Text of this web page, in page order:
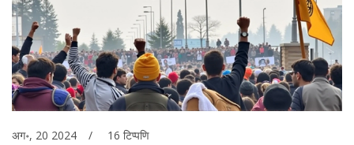
अग॰, 20 2024 16 टिप्पणि